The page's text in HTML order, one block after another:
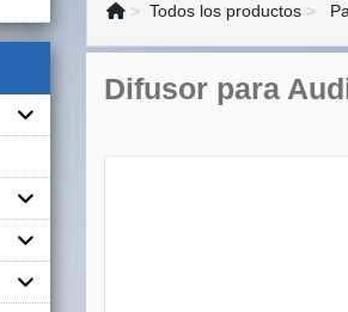
Todos los productos
Difusor para